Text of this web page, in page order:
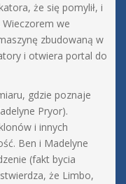
że się pomylił, i
we
zbudowaną w
i otwiera portal do
gdzie poznaje
Pryor).
i innych
Ben i Madelyne
(fakt bycia
że Limbo,